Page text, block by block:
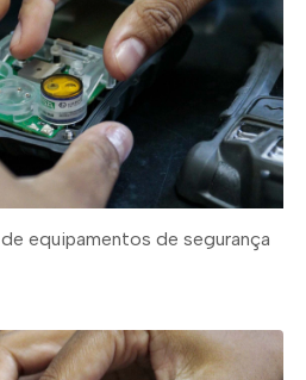
equipamentos de segurança